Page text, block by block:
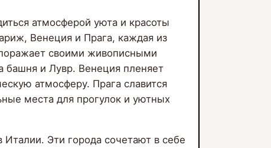
атмосферой уюта и красоты
Венеция и Прага, каждая из
своими живописными
башня и Лувр. Венеция пленяет
атмосферу. Прага славится
места для прогулок и уютных
Эти города сочетают в себе